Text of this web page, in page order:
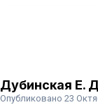
Дубинская Е.
Опубликовано 23